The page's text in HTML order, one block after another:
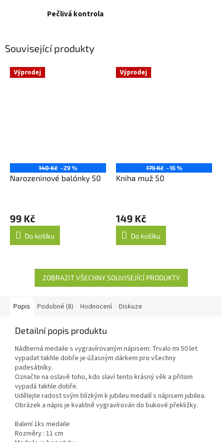
Pečlivá kontrola
Související produkty
Výprodej
140 Kč –29 %
Narozeninové balónky 50
99 Kč
Do košíku
Výprodej
179 Kč –16 %
Kniha muž 50
149 Kč
Do košíku
ZOBRAZIT VŠECHNY SOUVISEJÍCÍ PRODUKTY
Popis Podobné (8) Hodnocení Diskuze
Detailní popis produktu
Nádherná medaile s vygravírovaným nápisem: Trvalo mi 50 let
vypadat takhle dobře je úžasným dárkem pro všechny
padesátníky.
Označte na oslavě toho, kdo slaví tento krásný věk a přitom
vypadá takhle dobře.
Udělejte radost svým blízkým k jubileu medailí s nápisem jubilea.
Obrázek a nápis je kvalitně vygravírován do bukové překližky.
Balení 1ks medaile
Rozměry : 11 cm